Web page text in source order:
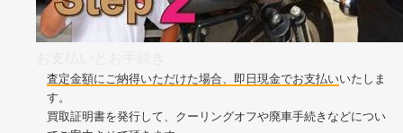
査定金額にご納得いただけた場合、即日現金でお支払いいたしま
す。
買取証明書を発行して、クーリングオフや廃車手続きなどについ